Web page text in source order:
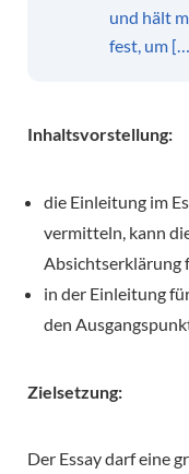
und hält
fest, um
Inhaltsvorstellung:
die Einleitung im
vermitteln, kann
Absichtserklärung
in der Einleitung
den
Zielsetzung:
Der Essay darf eine